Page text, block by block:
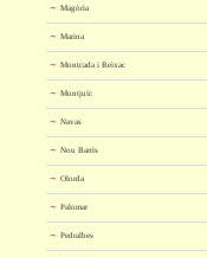
Magòria
Marina
Montcada i Reixac
Montjuïc
Navas
Nou Barris
Olorda
Palomar
Pedralbes